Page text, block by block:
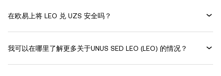
在欧易上将 LEO 兑 UZS 安全吗？
我可以在哪里了解更多关于UNUS SED LEO (LEO) 的情况？